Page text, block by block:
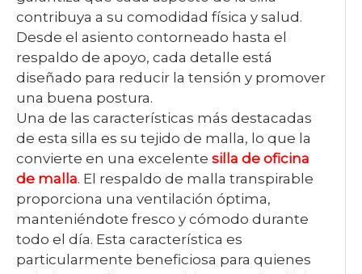
contribuya a su comodidad física y salud.
Desde el asiento contorneado hasta el
respaldo de apoyo, cada detalle está
diseñado para reducir la tensión y promover
una buena postura.
Una de las características más destacadas
de esta silla es su tejido de malla, lo que la
convierte en una excelente silla de oficina
de malla. El respaldo de malla transpirable
proporciona una ventilación óptima,
manteniéndote fresco y cómodo durante
todo el día. Esta característica es
particularmente beneficiosa para quienes